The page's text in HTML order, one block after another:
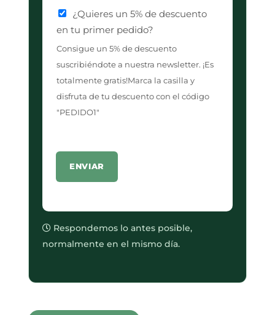
¿Quieres un 5% de descuento
en tu primer pedido?
Consigue un 5% de descuento
suscribiéndote a nuestra newsletter. ¡Es
totalmente gratis!Marca la casilla y
disfruta de tu descuento con el código
"PEDIDO1"
ENVIAR
Respondemos lo antes posible,
normalmente en el mismo día.